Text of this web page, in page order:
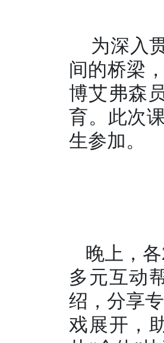
为深入
间的桥梁
博艾弗森
育。此次
生参加。
晚上，
多元互动
绍，分享
戏展开，